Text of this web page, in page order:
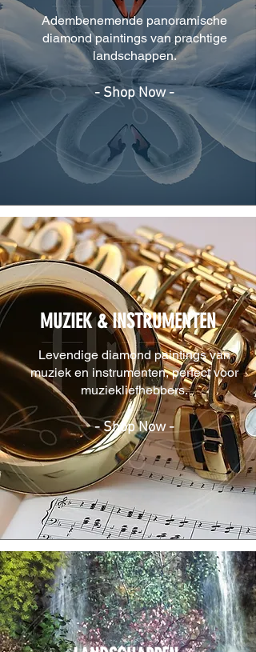
Adembenemende panoramische
diamond paintings van prachtige
landschappen.
- Shop Now -
MUZIEK & INSTRUMENTEN
Levendige diamond paintings van
muziek en instrumenten, perfect voor
muziekliefhebbers.
- Shop Now -